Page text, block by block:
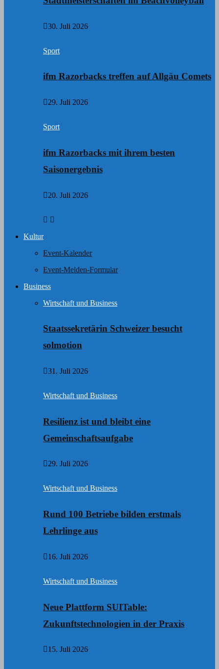
30. Juli 2026
Sport
ifm Razorbacks treffen auf Allgäu Comets
29. Juli 2026
Sport
ifm Razorbacks mit ihrem besten
Saisonergebnis
20. Juli 2026
Kultur
Event-Kalender
Event-Melden-Formular
Business
Wirtschaft und Business
Staatssekretärin Schweizer besucht
solmotion
31. Juli 2026
Wirtschaft und Business
Resilienz ist und bleibt eine
Gemeinschaftsaufgabe
29. Juli 2026
Wirtschaft und Business
Rund 100 Betriebe bilden erstmals
Lehrlinge aus
16. Juli 2026
Wirtschaft und Business
Neue Plattform SUITable:
Zukunftstechnologien in der Praxis
15. Juli 2026